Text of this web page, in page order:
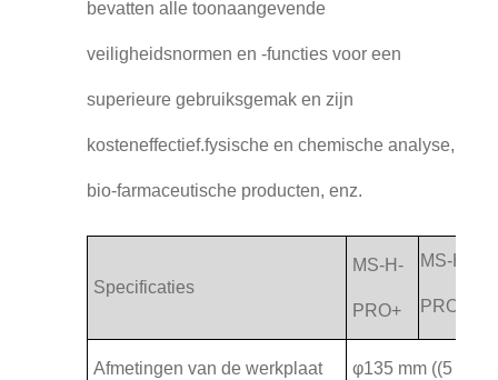
bevatten alle toonaangevende
veiligheidsnormen en -functies voor een
superieure gebruiksgemak en zijn
kosteneffectief.fysische en chemische analyse,
bio-farmaceutische producten, enz.
Specificaties
MS-H-
PRO+
MS-H-
PROT
Afmetingen van de werkplaat φ135 mm ((5 inch)